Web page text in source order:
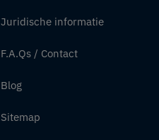
Juridische informatie
F.A.Qs / Contact
Blog
Sitemap